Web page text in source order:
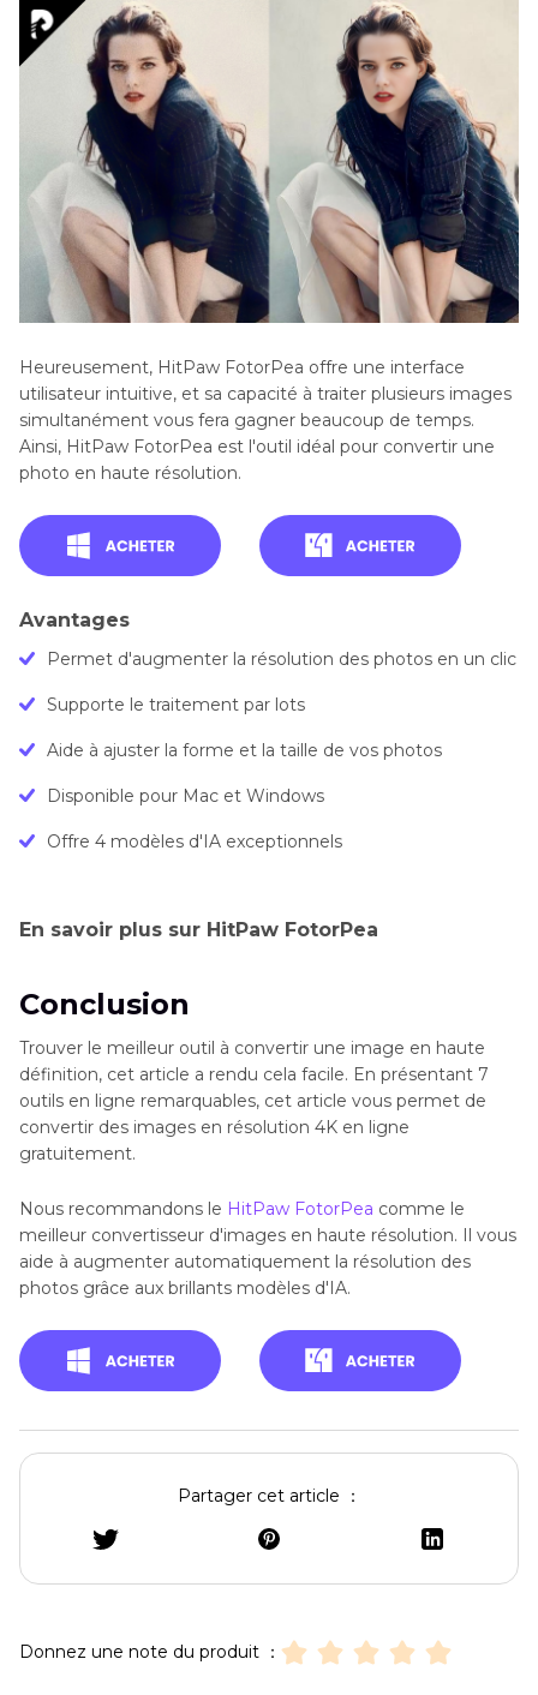
Heureusement, HitPaw FotorPea offre une interface
utilisateur intuitive, et sa capacité à traiter plusieurs images
simultanément vous fera gagner beaucoup de temps.
Ainsi, HitPaw FotorPea est l'outil idéal pour convertir une
photo en haute résolution.
Avantages
Permet d'augmenter la résolution des photos en un clic
Supporte le traitement par lots
Aide à ajuster la forme et la taille de vos photos
Disponible pour Mac et Windows
Offre 4 modèles d'IA exceptionnels
En savoir plus sur HitPaw FotorPea
Conclusion
Trouver le meilleur outil à convertir une image en haute
définition, cet article a rendu cela facile. En présentant 7
outils en ligne remarquables, cet article vous permet de
convertir des images en résolution 4K en ligne
gratuitement.
Nous recommandons le HitPaw FotorPea comme le
meilleur convertisseur d'images en haute résolution. Il vous
aide à augmenter automatiquement la résolution des
photos grâce aux brillants modèles d'IA.
Partager cet article ：
Donnez une note du produit ：